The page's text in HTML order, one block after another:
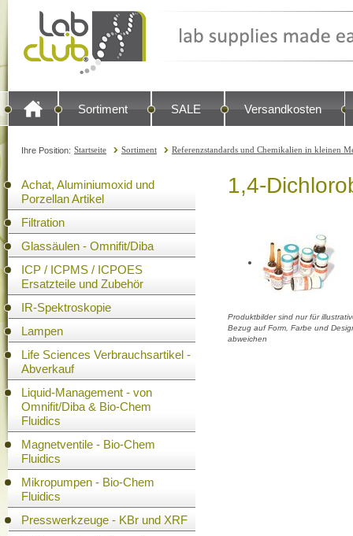
Sortiment SALE Versandkosten
Ihre Position: Startseite Sortiment Referenzstandards und Chemikalien in kleinen
Achat, Aluminiumoxid und
Porzellan Artikel
Filtration
Glassäulen - Omnifit/Diba
ICP / ICPMS / ICPOES
Ersatzteile und Zubehör
IR-Spektroskopie
Lampen
Life Sciences Verbrauchsartikel -
Abverkauf
Liquid-Management - von
Omnifit/Diba & Bio-Chem
Fluidics
Magnetventile - Bio-Chem
Fluidics
Mikropumpen - Bio-Chem
Fluidics
Presswerkzeuge - KBr und XRF
1,4-
Produktbilder sind nur für
Bezug auf Form, Farbe und
abweichen